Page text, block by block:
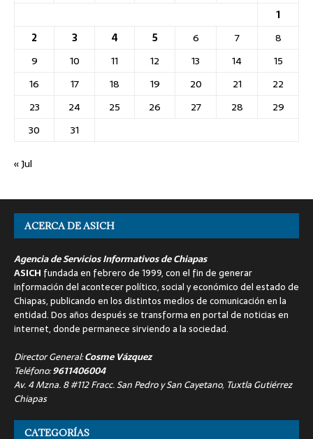
1
2
3 4 5 6 7
8
9
10 11 12 13 14
15
16
17 18 19 20 21
22
23
24 25 26 27 28
29
30
31
« Jul
ACERCA DE ASICH
Agencia de Servicios Informativos de Chiapas
ASICH fundada en febrero de 1999, con el fin de generar
información del acontecer político, social y económico del estado de
Chiapas, publicando en los distintos medios de comunicación en la
entidad. Dos años después se transforma en portal de noticias en
internet, donde permanece sirviendo a la sociedad.
Director General:Cosme Vázquez
Teléfono:9611406004
Av. 4 Mzna. 8 #112 Fracc. San Pedro y San Cayetano, Tuxtla Gutiérrez
Chiapas
CATEGORÍAS